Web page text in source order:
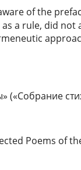
of the
as a rule, did
(«Собрание
Poems of